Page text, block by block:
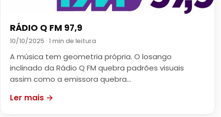
RÁDIO Q FM 97,9
10/10/2025 · 1 min de leitura
A música tem geometria própria. O losango
inclinado da Rádio Q FM quebra padrões visuais
assim como a emissora quebra…
Ler mais →